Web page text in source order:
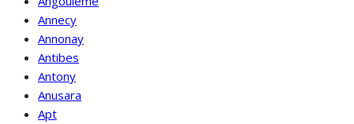
Annecy
Annonay
Antibes
Antony
Anusara
Apt